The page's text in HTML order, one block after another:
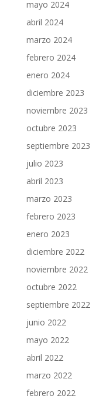
mayo 2024
abril 2024
marzo 2024
febrero 2024
enero 2024
diciembre 2023
noviembre 2023
octubre 2023
septiembre 2023
julio 2023
abril 2023
marzo 2023
febrero 2023
enero 2023
diciembre 2022
noviembre 2022
octubre 2022
septiembre 2022
junio 2022
mayo 2022
abril 2022
marzo 2022
febrero 2022